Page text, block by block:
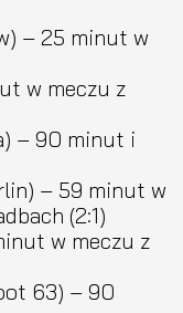
– 25 minut w
w meczu z
– 90 minut i
– 59 minut w
(2:1)
w meczu z
63) – 90